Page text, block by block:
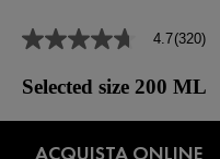
4.7
su
5
,
4.7(320)
Selected size 200 ML
ACQUISTA ONLINE